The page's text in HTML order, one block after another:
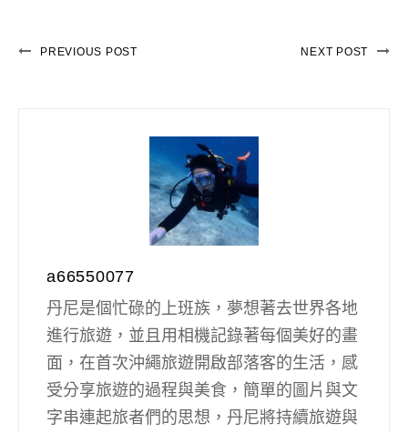
PREVIOUS POST NEXT POST
a66550077
丹尼是個忙碌的上班族，夢想著去世界各地
進行旅遊，並且用相機記錄著每個美好的畫
面，在首次沖繩旅遊開啟部落客的生活，感
受分享旅遊的過程與美食，簡單的圖片與文
字串連起旅者們的思想，丹尼將持續旅遊與